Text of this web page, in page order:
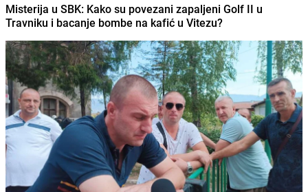
Misterija u SBK: Kako su povezani zapaljeni Golf II u
Travniku i bacanje bombe na kafić u Vitezu?